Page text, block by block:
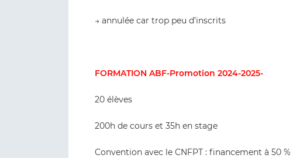
→ annulée car trop peu d’inscrits
FORMATION ABF-Promotion 2024-2025-
20 élèves
200h de cours et 35h en stage
Convention avec le CNFPT : financement à 50